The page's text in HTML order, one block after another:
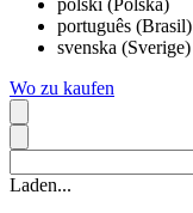
polski (Polska)
português (Brasil)
svenska (Sverige)
Wo zu kaufen
Laden...